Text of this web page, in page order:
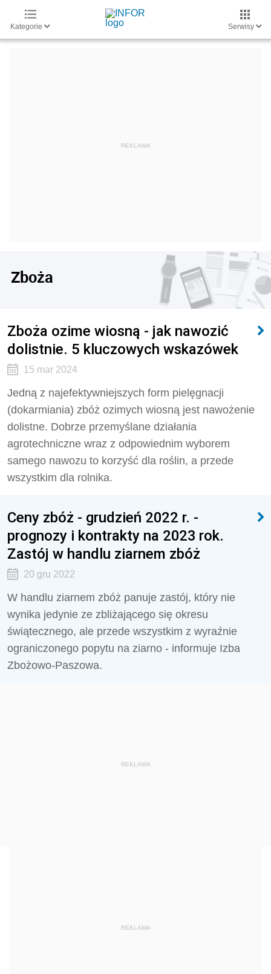
Kategorie Serwisy
Zboża
Zboża ozime wiosną - jak nawozić
dolistnie. 5 kluczowych wskazówek
15 mar 2024
Jedną z najefektywniejszych form pielęgnacji
(dokarmiania) zbóż ozimych wiosną jest nawożenie
dolistne. Dobrze przemyślane działania
agrotechniczne wraz z odpowiednim wyborem
samego nawozu to korzyść dla roślin, a przede
wszystkim dla rolnika.
Ceny zbóż - grudzień 2022 r. -
prognozy i kontrakty na 2023 rok.
Zastój w handlu ziarnem zbóż
20 gru 2022
W handlu ziarnem zbóż panuje zastój, który nie
wynika jedynie ze zbliżającego się okresu
świątecznego, ale przede wszystkim z wyraźnie
ograniczonego popytu na ziarno - informuje Izba
Zbożowo-Paszowa.
REKLAMA
REKLAMA